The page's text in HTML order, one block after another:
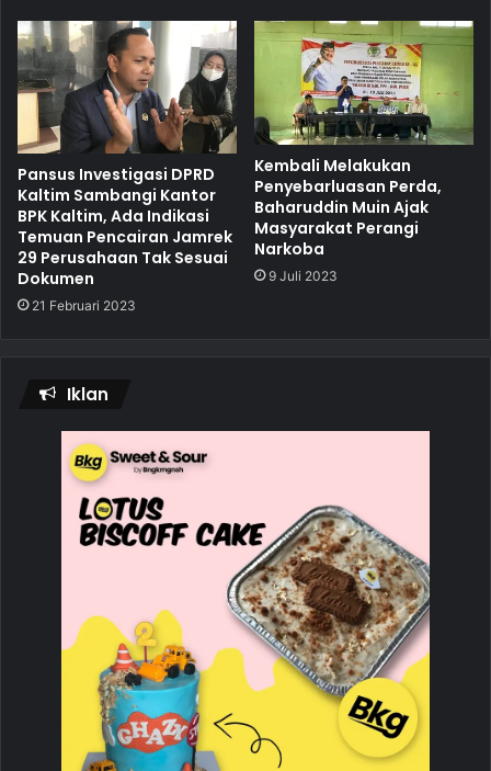
Pansus Investigasi DPRD
Kaltim Sambangi Kantor
BPK Kaltim, Ada Indikasi
Temuan Pencairan Jamrek
29 Perusahaan Tak Sesuai
Dokumen
21 Februari 2023
Kembali Melakukan
Penyebarluasan Perda,
Baharuddin Muin Ajak
Masyarakat Perangi
Narkoba
9 Juli 2023
Iklan